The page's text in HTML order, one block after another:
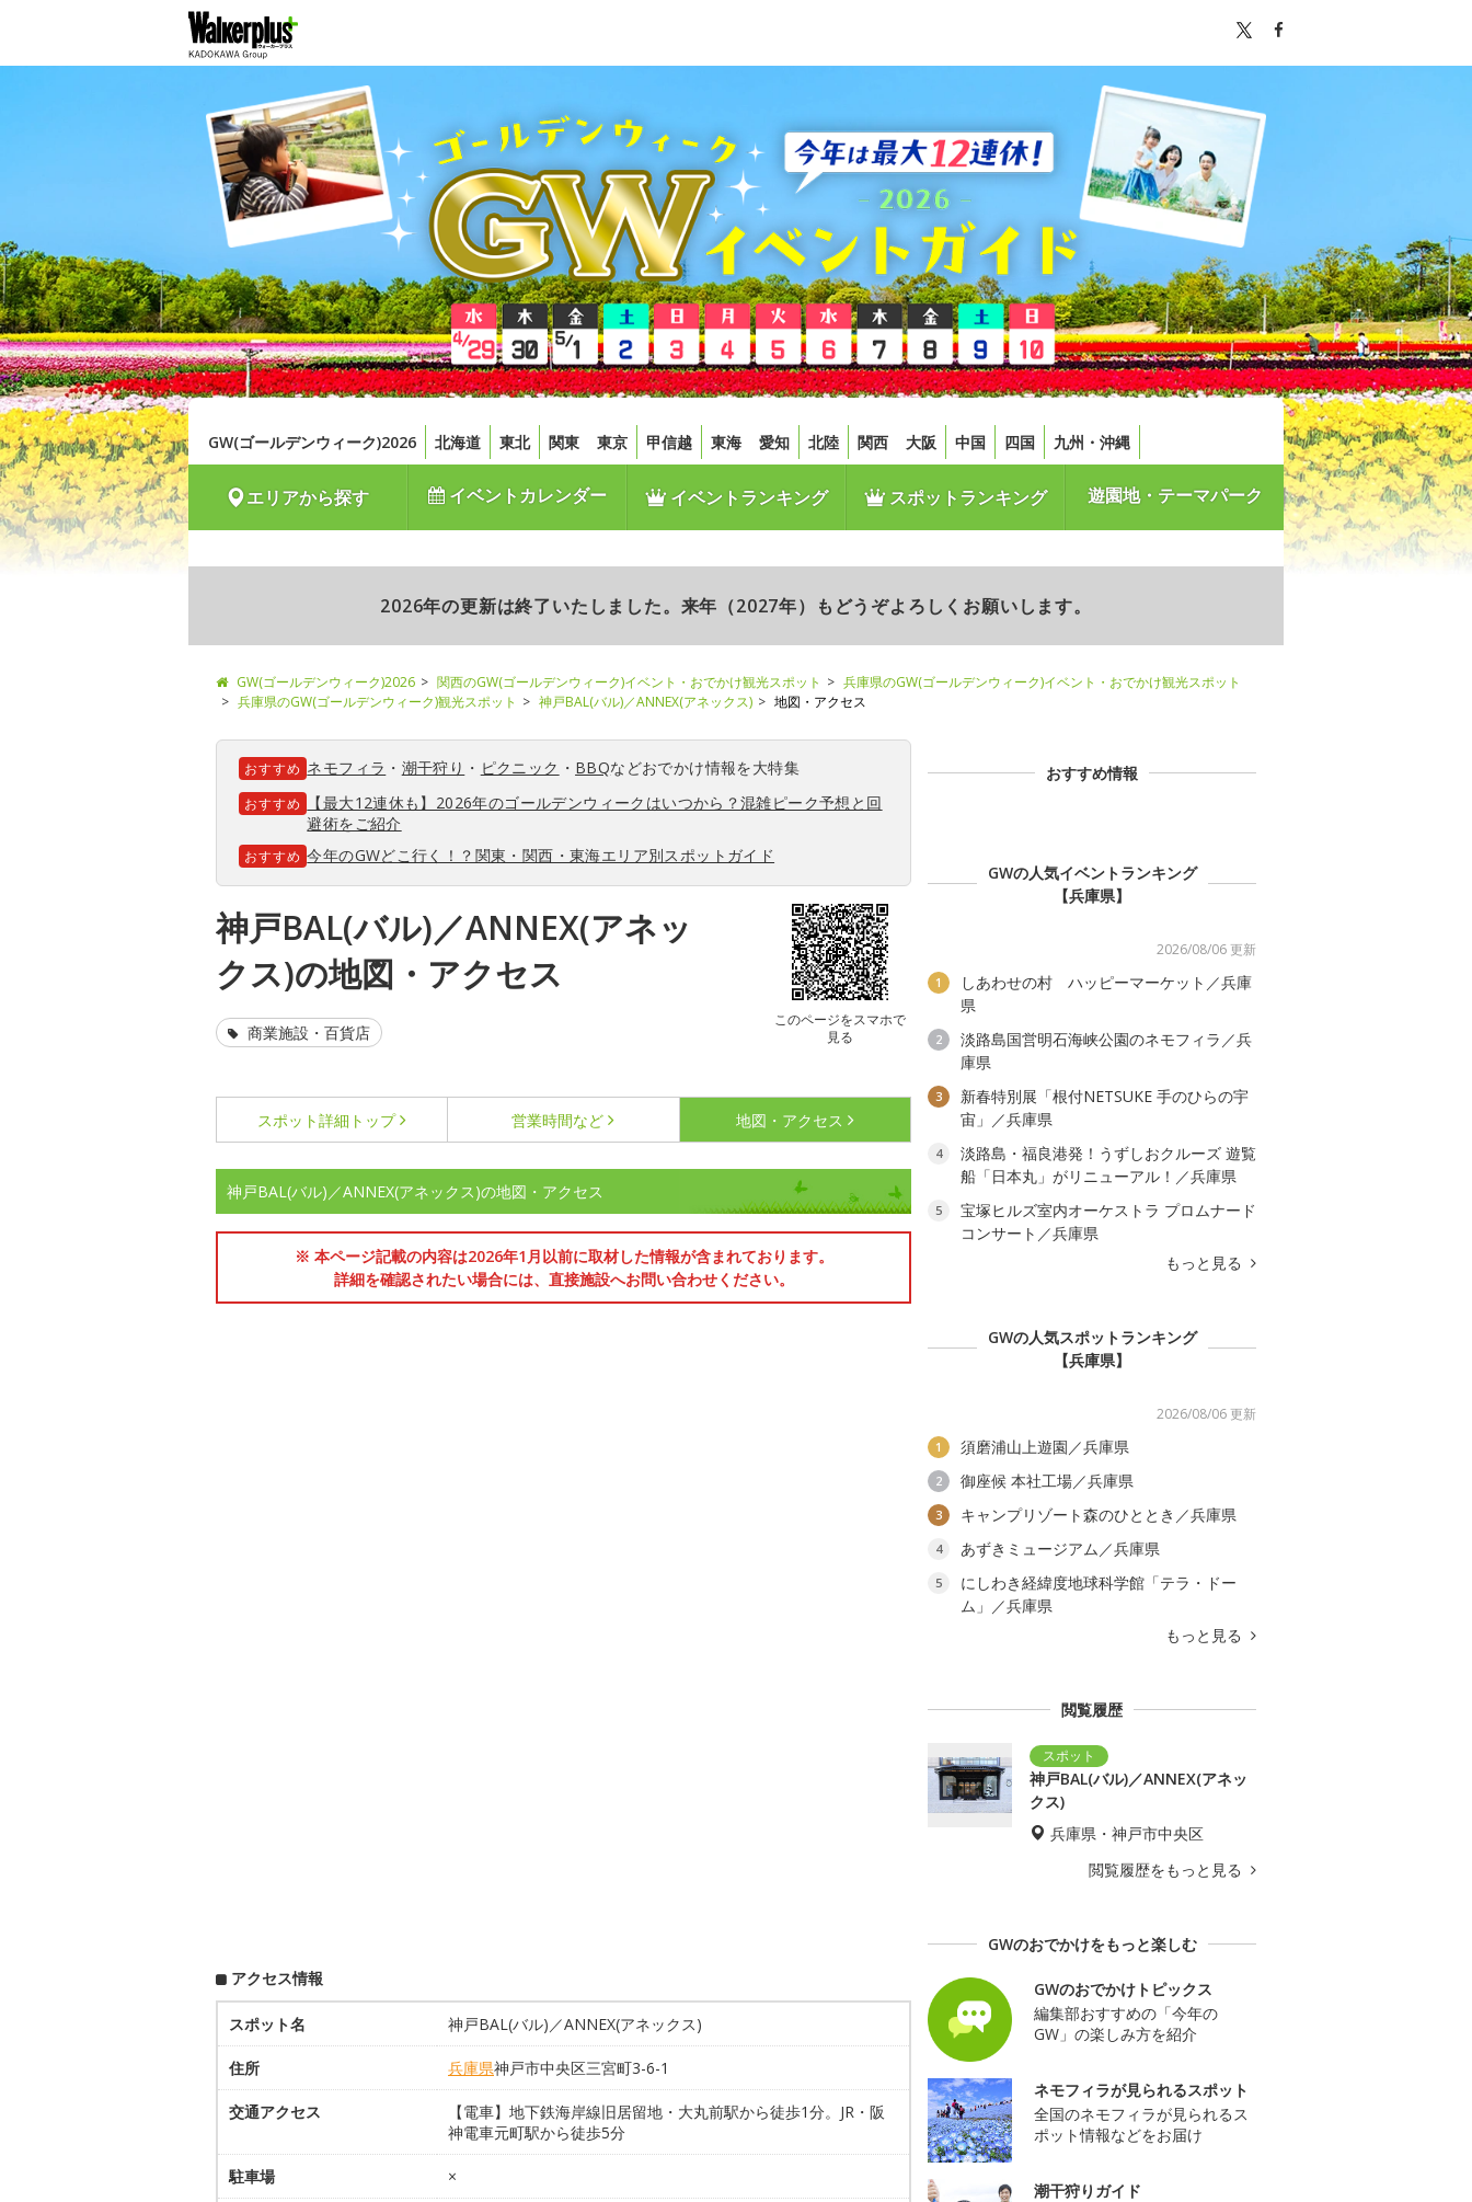
GW(ゴールデンウィーク)2026 北海道 東北 関東 東京 甲信越 東海 愛知 北陸 関西 大阪 中国 四国 九州・沖縄
エリアから探す イベントカレンダー イベントランキング スポットランキング 遊園地・テーマパーク
2026年の更新は終了いたしました。来年（2027年）もどうぞよろしくお願いします。
GW(ゴールデンウィーク)2026 関西のGW(ゴールデンウィーク)イベント・おでかけ観光スポット
兵庫県のGW(ゴールデンウィーク)イベント・おでかけ観光スポット
兵庫県のGW(ゴールデンウィーク)観光スポット
神戸BAL(バル)／ANNEX(アネックス) 地図・アクセス
おすすめ ネモフィラ ・ 潮干狩り ・ ピクニック ・ BBQなどおでかけ情報を大特集
おすすめ
【最大12連休も】2026年のゴールデンウィークはいつから？混雑ピーク予想と回
避術をご紹介
おすすめ 今年のGWどこ行く！？関東・関西・東海エリア別スポットガイド
神戸BAL(バル)／ANNEX(アネッ
クス)の地図・アクセス
このページをスマホで
見る
商業施設・百貨店
スポット詳細 トップ 営業時間など 地図・アクセス
神戸BAL(バル)／ANNEX(アネックス)の地図・アクセス
※ 本ページ記載の内容は2026年1月以前に取材した情報が含まれております。
詳細を確認されたい場合には、直接施設へお問い合わせください。
アクセス情報
スポット名 神戸BAL(バル)／ANNEX(アネックス)
住所 兵庫県神戸市中央区三宮町3-6-1
交通アクセス
【電車】地下鉄海岸線旧居留地・大丸前駅から徒歩1分。JR・阪
神電車元町駅から徒歩5分
駐車場 ×
おすすめ情報
GWの人気イベントランキング
【兵庫県】
2026/08/06 更新
1
しあわせの村 ハッピーマーケット／兵庫
県
2
淡路島国営明石海峡公園のネモフィラ／兵
庫県
3
新春特別展「根付NETSUKE 手のひらの宇
宙」／兵庫県
4
淡路島・福良港発！うずしおクルーズ 遊覧
船「日本丸」がリニューアル！／兵庫県
5
宝塚ヒルズ室内オーケストラ プロムナード
コンサート／兵庫県
もっと見る
GWの人気スポットランキング
【兵庫県】
2026/08/06 更新
1 須磨浦山上遊園／兵庫県
2 御座候 本社工場／兵庫県
3 キャンプリゾート森のひととき／兵庫県
4 あずきミュージアム／兵庫県
5
にしわき経緯度地球科学館「テラ・ドー
ム」／兵庫県
もっと見る
閲覧履歴
神戸BAL(バル)／ANNEX(アネッ
クス)
兵庫県・神戸市中央区
閲覧履歴をもっと見る
GWのおでかけをもっと楽しむ
GWのおでかけトピックス
編集部おすすめの「今年の
GW」の楽しみ方を紹介
ネモフィラが見られるスポット
全国のネモフィラが見られるス
ポット情報などをお届け
潮干狩りガイド